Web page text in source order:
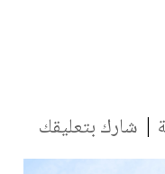
| شارك بتعليقك